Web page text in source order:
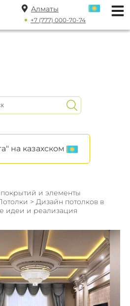
Алматы
+7 (777) 000-70-74
на казахском
и элементы
> Дизайн потолков в
идеи и реализация